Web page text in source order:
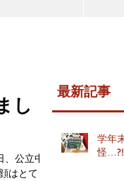
し
公立中学
はとても
最新記事
学年
怪…?!